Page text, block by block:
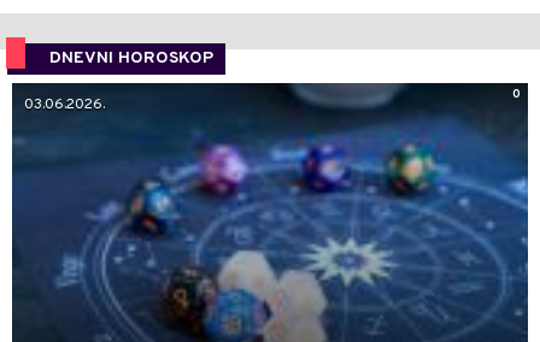
DNEVNI HOROSKOP
0
03.06.2026.